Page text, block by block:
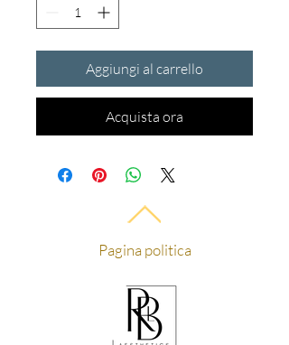
Aggiungi al carrello
Acquista ora
Pagina politica